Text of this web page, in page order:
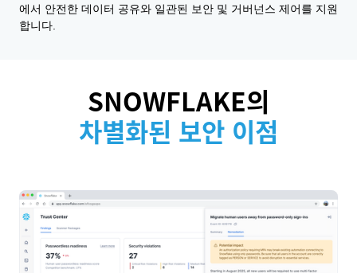
에서 안전한 데이터 공유와 일관된 보안 및 거버넌스 제어를 지원
합니다.
SNOWFLAKE의
차별화된 보안 이점